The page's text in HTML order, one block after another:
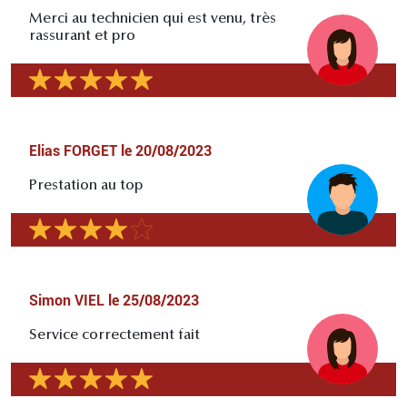
Merci au technicien qui est venu, très
rassurant et pro
Elias FORGET le 20/08/2023
Prestation au top
Simon VIEL le 25/08/2023
Service correctement fait